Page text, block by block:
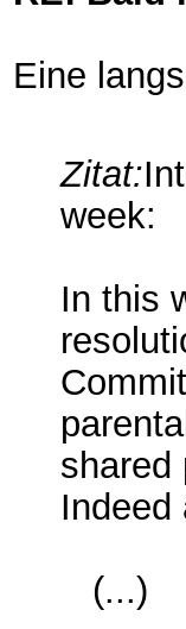
Eine
Zitat:
week:
In this
shared
Indeed
(...)